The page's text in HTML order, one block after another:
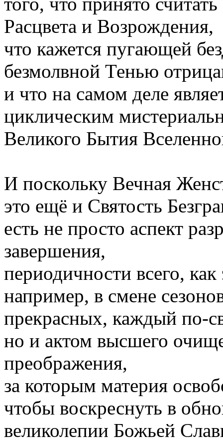
Расцвета и Возрождения,
что кажется пугающей
безмолвной Тенью
и что на самом деле
циклическим
Великого Бытия
И поскольку Вечная
это ещё и Святость
есть не просто аспект
завершения,
периодичности всего,
например, в смене
прекрасных, каждый по-
но и актом высшего
преображения,
за которым материя
чтобы воскреснуть в
великолепии Божьей